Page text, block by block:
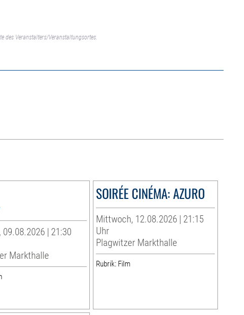
des Veranstalters/Veranstaltungsortes.
09.08.2026 | 21:30
Markthalle
SOIRÉE CINÉMA: AZURO
Mittwoch, 12.08.2026 | 21:15
Uhr
Plagwitzer Markthalle
Rubrik: Film